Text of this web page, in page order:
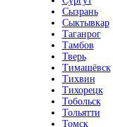
Сызрань
Сыктывкар
Таганрог
Тамбов
Тверь
Тимашёвск
Тихвин
Тихорецк
Тобольск
Тольятти
Томск